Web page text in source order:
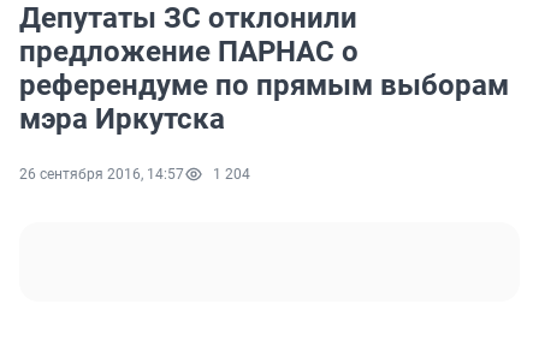
Депутаты ЗС отклонили
предложение ПАРНАС о
референдуме по прямым выборам
мэра Иркутска
26 сентября 2016, 14:57 1 204